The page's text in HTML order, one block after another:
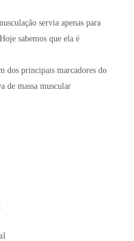
servia apenas para
sabemos que ela é
dos principais marcadores do
de massa muscular